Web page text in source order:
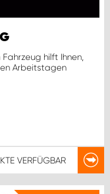
hilft Ihnen,
Arbeitstagen
VERFÜGBAR